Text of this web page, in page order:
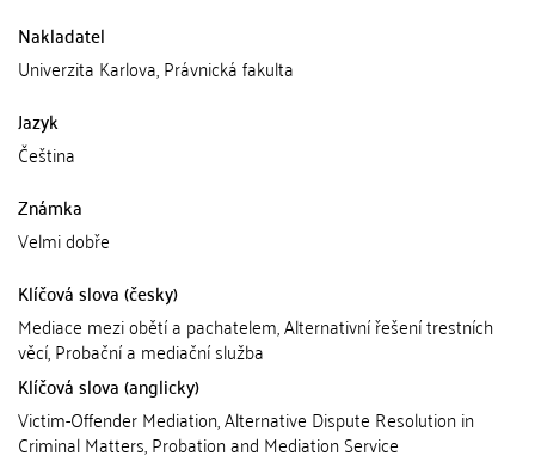
Nakladatel
Univerzita Karlova, Právnická fakulta
Jazyk
Čeština
Známka
Velmi dobře
Klíčová slova (česky)
Mediace mezi obětí a pachatelem, Alternativní řešení trestních
věcí, Probační a mediační služba
Klíčová slova (anglicky)
Victim-Offender Mediation, Alternative Dispute Resolution in
Criminal Matters, Probation and Mediation Service